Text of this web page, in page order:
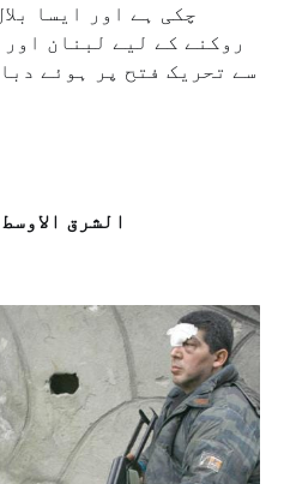
چکی ہے اور ایسا
روکنے کے لیے لبنان
سے تحریک فتح پر ہوئے
الشرق